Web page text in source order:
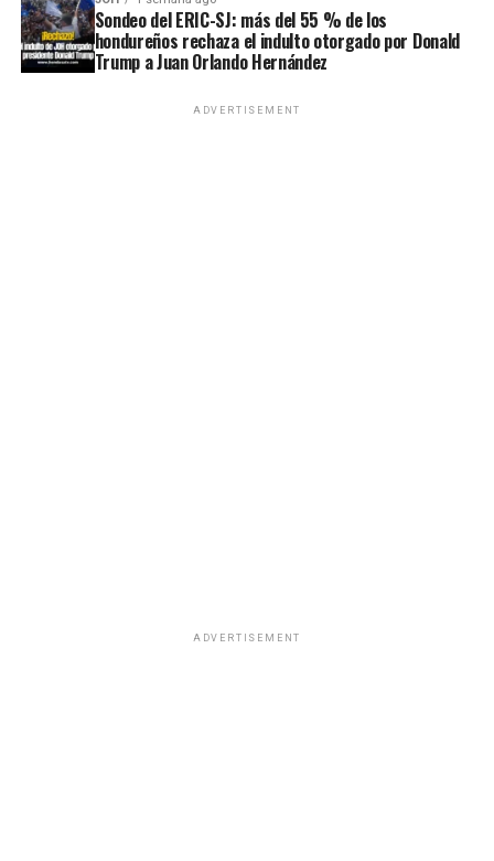
Sondeo del ERIC-SJ: más del 55 % de los
hondureños rechaza el indulto otorgado por Donald
Trump a Juan Orlando Hernández
ADVERTISEMENT
ADVERTISEMENT